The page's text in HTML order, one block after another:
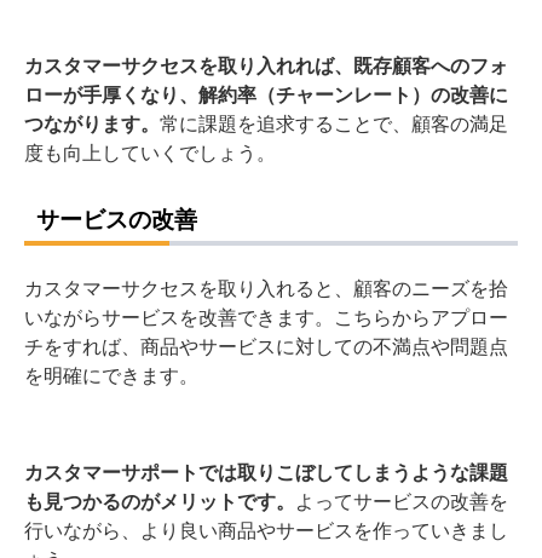
カスタマーサクセスを取り入れれば、既存顧客へのフォ
ローが手厚くなり、解約率（チャーンレート）の改善に
つながります。 常に課題を追求することで、顧客の満足
度も向上していくでしょう。
サービスの改善
カスタマーサクセスを取り入れると、顧客のニーズを拾
いながらサービスを改善できます。こちらからアプロー
チをすれば、商品やサービスに対しての不満点や問題点
を明確にできます。
カスタマーサポートでは取りこぼしてしまうような課題
も見つかるのがメリットです。
よってサービスの改善を
行いながら、より良い商品やサービスを作っていきまし